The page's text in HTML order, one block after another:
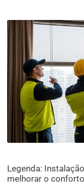
Legenda:
melhorar o